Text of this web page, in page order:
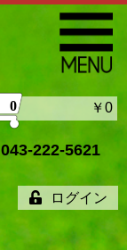
043-222-5621
ログイン
0 ￥0